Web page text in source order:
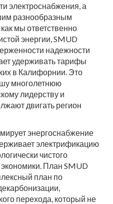
электроснабжения, а
разнообразным
мы ответственно
энергии, SMUD
надежности
удерживать тарифы
в Калифорнии. Это
многолетнюю
лидерству и
двигать регион
энергоснабжение
электрификацию
чистого
экономики. План SMUD
план по
перехода, который не